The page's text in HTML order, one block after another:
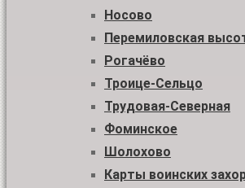
Носово
Перемиловская
Рогачёво
Троице-Сельцо
Трудовая-Северная
Фоминское
Шолохово
Карты воинских